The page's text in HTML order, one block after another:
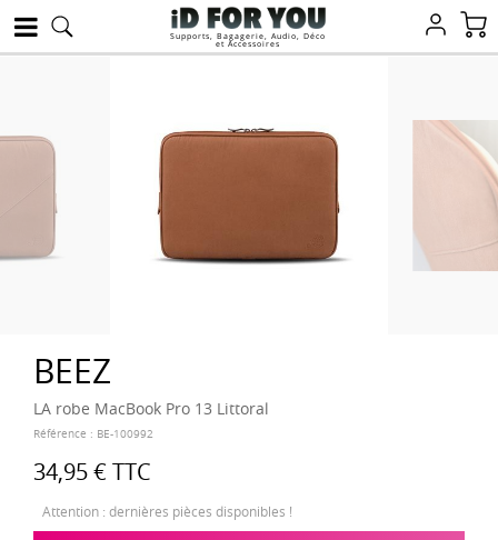
Supports, Bagagerie, Audio, Déco
et Accessoires
BEEZ
LA robe MacBook Pro 13 Littoral
Référence : BE-100992
34,95 € TTC
Attention : dernières pièces disponibles !